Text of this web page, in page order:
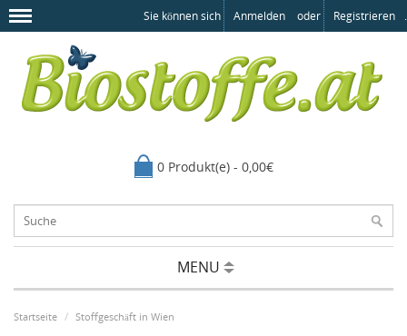
Sie können sich Anmelden oder Registrieren .
0 Produkt(e) - 0,00€
MENU
Startseite Stoffgeschäft in Wien